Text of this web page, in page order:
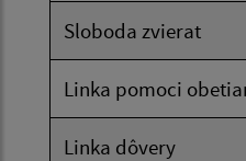
Sloboda zvierat
Linka pomoci
Linka dôvery